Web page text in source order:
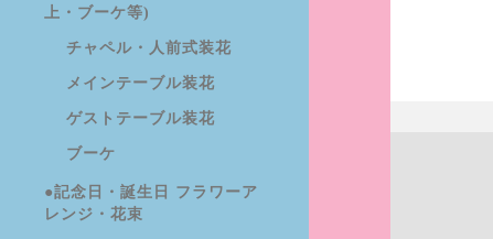
上・ブーケ等)
チャペル・人前式装花
メインテーブル装花
ゲストテーブル装花
ブーケ
●記念日・誕生日 フラワーア
レンジ・花束